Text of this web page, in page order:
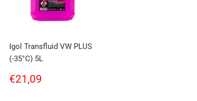
Igol Transfluid VW PLUS
(-35°C) 5L
Regular
price
€21,09